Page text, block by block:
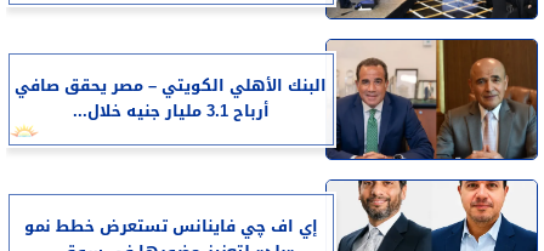
البنك الأهلي الكويتي – مصر يحقق صافي
أرباح 3.1 مليار جنيه خلال...
إي اف چي فاينانس تستعرض خطط نمو